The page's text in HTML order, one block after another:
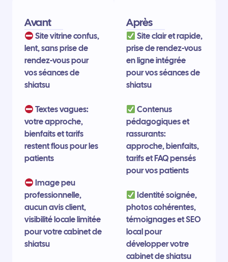
Avant
Site vitrine confus,
lent, sans prise de
rendez-vous pour
vos séances de
shiatsu
Textes vagues:
votre approche,
bienfaits et tarifs
restent flous pour les
patients
Image peu
professionnelle,
aucun avis client,
visibilité locale limitée
pour votre cabinet de
shiatsu
Après
Site clair et rapide,
prise de rendez-vous
en ligne intégrée
pour vos séances de
shiatsu
Contenus
pédagogiques et
rassurants:
approche, bienfaits,
tarifs et FAQ pensés
pour vos patients
Identité soignée,
photos cohérentes,
témoignages et SEO
local pour
développer votre
cabinet de shiatsu